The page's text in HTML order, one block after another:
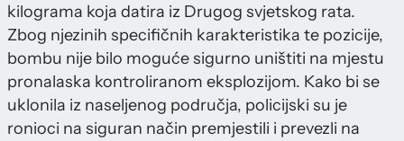
kilograma koja datira iz Drugog svjetskog rata.
Zbog njezinih specifičnih karakteristika te pozicije,
bombu nije bilo moguće sigurno uništiti na mjestu
pronalaska kontroliranom eksplozijom. Kako bi se
uklonila iz naseljenog područja, policijski su je
ronioci na siguran način premjestili i prevezli na